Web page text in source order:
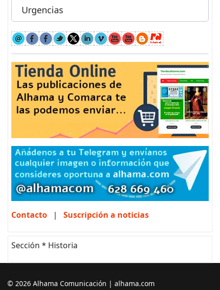
Urgencias
Contacto | Suscripción a noticias
Sección * Historia
© 2026 Alhama Comunicación | alhama.com